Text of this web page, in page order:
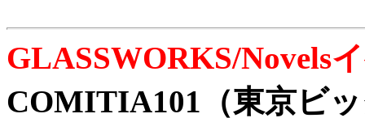
GLASSWORKS/Novels
COMITIA101（東京ビ